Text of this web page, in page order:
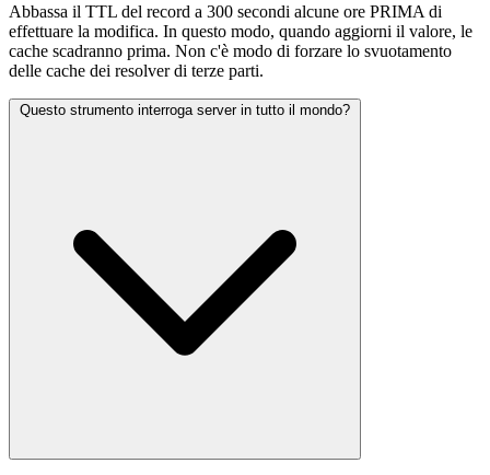
Abbassa il TTL del record a 300 secondi alcune ore PRIMA di
effettuare la modifica. In questo modo, quando aggiorni il valore, le
cache scadranno prima. Non c'è modo di forzare lo svuotamento
delle cache dei resolver di terze parti.
Questo strumento interroga server in tutto il mondo?